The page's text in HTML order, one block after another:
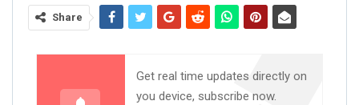
Share
Get real time updates directly on
you device, subscribe now.